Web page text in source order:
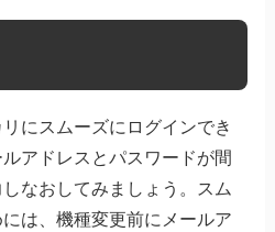
にスムーズにログインでき
アドレスとパスワードが間
なおしてみましょう。スム
は、機種変更前にメールア